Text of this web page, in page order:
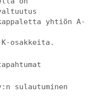
yhtiön A-
osakkeita.
sulautuminen